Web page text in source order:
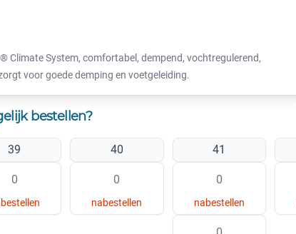
Climate System, comfortabel, dempend, vochtregulerend,
voor goede demping en voetgeleiding.
bestellen?
39 40
nabestellen
41
nabestellen